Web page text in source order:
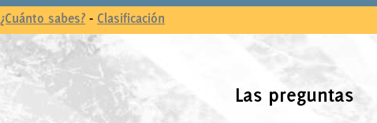
¿Cuánto sabes? - Clasificación
Las preguntas